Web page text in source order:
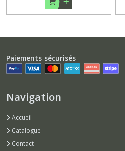
Paiements sécurisés
Navigation
Accueil
Catalogue
Contact